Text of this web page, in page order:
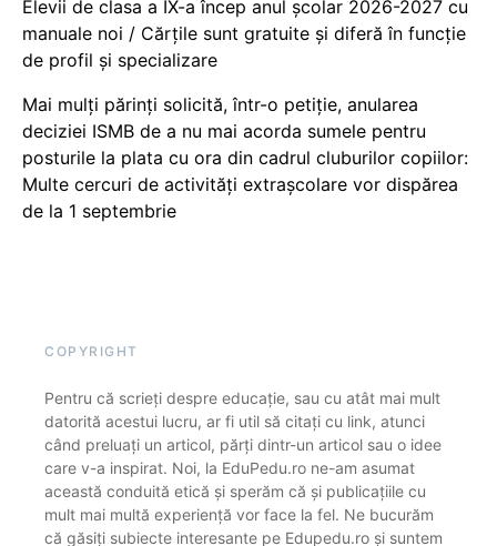
Elevii de clasa a IX-a încep anul școlar 2026-2027 cu
manuale noi / Cărțile sunt gratuite și diferă în funcție
de profil și specializare
Mai mulți părinți solicită, într-o petiție, anularea
deciziei ISMB de a nu mai acorda sumele pentru
posturile la plata cu ora din cadrul cluburilor copiilor:
Multe cercuri de activități extrașcolare vor dispărea
de la 1 septembrie
COPYRIGHT
Pentru că scrieți despre educație, sau cu atât mai mult
datorită acestui lucru, ar fi util să citați cu link, atunci
când preluați un articol, părți dintr-un articol sau o idee
care v-a inspirat. Noi, la EduPedu.ro ne-am asumat
această conduită etică și sperăm că și publicațiile cu
mult mai multă experiență vor face la fel. Ne bucurăm
că găsiți subiecte interesante pe Edupedu.ro și suntem